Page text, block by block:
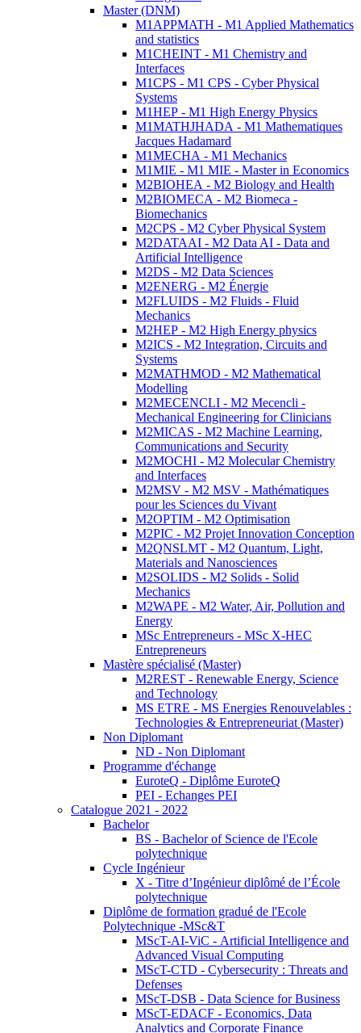
Master (DNM)
M1APPMATH - M1 Applied Mathematics
and statistics
M1CHEINT - M1 Chemistry and
Interfaces
M1CPS - M1 CPS - Cyber Physical
Systems
M1HEP - M1 High Energy Physics
M1MATHJHADA - M1 Mathematiques
Jacques Hadamard
M1MECHA - M1 Mechanics
M1MIE - M1 MIE - Master in Economics
M2BIOHEA - M2 Biology and Health
M2BIOMECA - M2 Biomeca -
Biomechanics
M2CPS - M2 Cyber Physical System
M2DATAAI - M2 Data AI - Data and
Artificial Intelligence
M2DS - M2 Data Sciences
M2ENERG - M2 Énergie
M2FLUIDS - M2 Fluids - Fluid
Mechanics
M2HEP - M2 High Energy physics
M2ICS - M2 Integration, Circuits and
Systems
M2MATHMOD - M2 Mathematical
Modelling
M2MECENCLI - M2 Mecencli -
Mechanical Engineering for Clinicians
M2MICAS - M2 Machine Learning,
Communications and Security
M2MOCHI - M2 Molecular Chemistry
and Interfaces
M2MSV - M2 MSV - Mathématiques
pour les Sciences du Vivant
M2OPTIM - M2 Optimisation
M2PIC - M2 Projet Innovation Conception
M2QNSLMT - M2 Quantum, Light,
Materials and Nanosciences
M2SOLIDS - M2 Solids - Solid
Mechanics
M2WAPE - M2 Water, Air, Pollution and
Energy
MSc Entrepreneurs - MSc X-HEC
Entrepreneurs
Mastère spécialisé (Master)
M2REST - Renewable Energy, Science
and Technology
MS ETRE - MS Energies Renouvelables :
Technologies & Entrepreneuriat (Master)
Non Diplomant
ND - Non Diplomant
Programme d'échange
EuroteQ - Diplôme EuroteQ
PEI - Echanges PEI
Catalogue 2021 - 2022
Bachelor
BS - Bachelor of Science de l'Ecole
polytechnique
Cycle Ingénieur
X - Titre d’Ingénieur diplômé de l’École
polytechnique
Diplôme de formation gradué de l'Ecole
Polytechnique -MSc&T
MScT-AI-ViC - Artificial Intelligence and
Advanced Visual Computing
MScT-CTD - Cybersecurity : Threats and
Defenses
MScT-DSB - Data Science for Business
MScT-EDACF - Economics, Data
Analytics and Corporate Finance